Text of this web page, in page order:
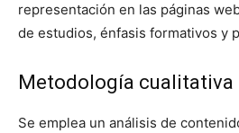
representación en las páginas
de estudios, énfasis formativos y
Metodología cualitativa
Se emplea un análisis de